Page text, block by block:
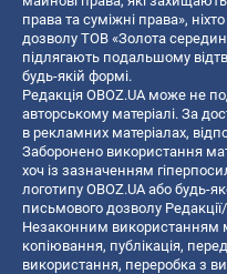
права та суміжні права»,
дозволу ТОВ «Золота
підлягають подальшому
будь-якій формі.
Редакція OBOZ.UA може не
авторському матеріалі. За
в рекламних матеріалах,
Заборонено використання
хоч із зазначенням
логотипу OBOZ.UA або будь-
письмового дозволу
Незаконним використанням
копiювання, публiкацiя,
використання, переробка з